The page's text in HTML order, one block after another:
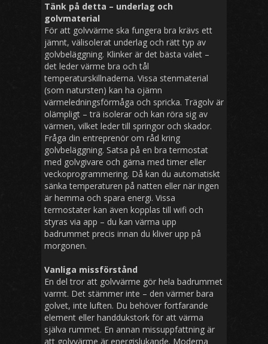
Tänk på detta – underlag och
golvmaterial
För att golvvärme ska fungera bra krävs ett
jämnt, välisolerat underlag och rätt typ av
golvbeläggning. Klinker är det bästa valet –
det leder värme bra och tål
temperaturskillnaderna. Vissa stenmaterial
(som natursten) kan ha ojämn
värmeledningsförmåga och spricka. Trägolv är
olämpligt – trä isolerar och kan röra sig av
värmen, vilket leder till springor och skador.
Fråga din entreprenör om råd kring
golvbeläggning. Satsa på en bra termostat
med golvgivare och gärna med timer eller
veckoprogrammering. Då kan du automatiskt
sänka temperaturen på natten eller när ingen
är hemma och spara energi. Vissa
termostater kan även kopplas till wifi och
styras via app – du kan värma upp
badrummet precis innan du kliver upp på
morgonen.
Vanliga missförstånd
En del tror att golvvärme gör hela badrummet
varmt. Det stämmer inte – den värmer bara
golvet, inte luften. Du behöver fortfarande
element eller handdukstork för att värma
själva rummet. En annan missuppfattning är
att golvvärme är energislukande. Moderna